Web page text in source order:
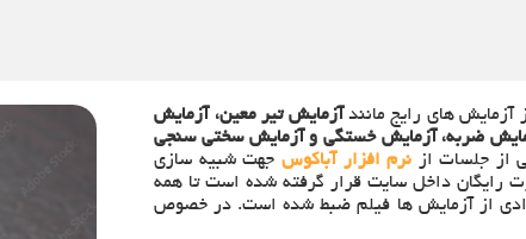
های رایج مانند آزمایش تیر معین، آزمایش
ضربه، آزمایش خستگی و آزمایش سختی سنجی
از جلسات از نرم افزار آباکوس جهت شبیه سازی
رایگان داخل سایت قرار گرفته شده است تا همه
از آزمایش ها فیلم ضبط شده است. در خصوص